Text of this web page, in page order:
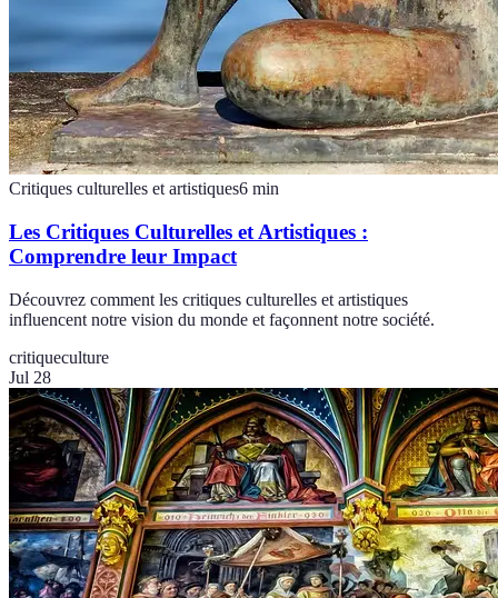
Critiques culturelles et artistiques6 min
Les Critiques Culturelles et Artistiques :
Comprendre leur Impact
Découvrez comment les critiques culturelles et artistiques
influencent notre vision du monde et façonnent notre société.
critiqueculture
Jul 28